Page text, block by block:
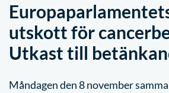
utskott för
Utkast till
Måndagen den 8 november